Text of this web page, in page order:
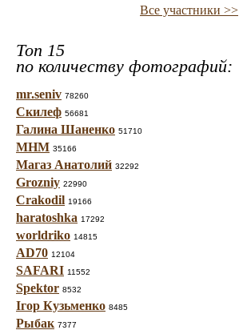
Все участники >>
Топ 15
по количеству фотографий:
mr.seniv 78260
Скилеф 56681
Галина Шаненко 51710
МНМ 35166
Магаз Анатолий 32292
Grozniy 22990
Crakodil 19166
haratoshka 17292
worldriko 14815
AD70 12104
SAFARI 11552
Spektor 8532
Ігор Кузьменко 8485
Рыбак 7377